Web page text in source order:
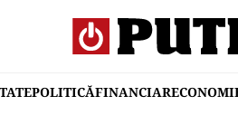
POLITICĂFINANCIAR